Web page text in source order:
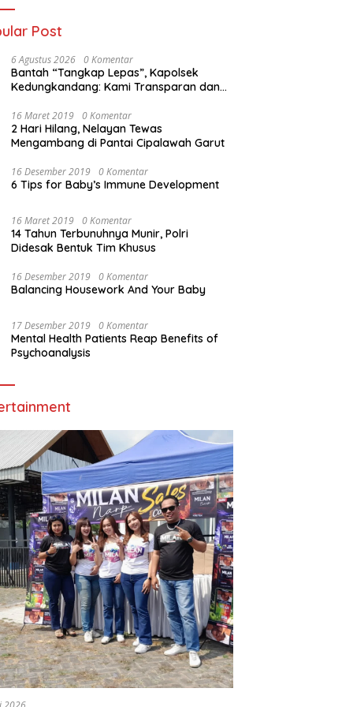
Post
6 Agustus 2026 0 Komentar
Bantah “Tangkap Lepas”, Kapolsek
Kedungkandang: Kami Transparan dan
16 Maret 2019 0 Komentar
2 Hari Hilang, Nelayan Tewas
Mengambang di Pantai Cipalawah Garut
16 Desember 2019 0 Komentar
6 Tips for Baby’s Immune Development
16 Maret 2019 0 Komentar
14 Tahun Terbunuhnya Munir, Polri
Didesak Bentuk Tim Khusus
16 Desember 2019 0 Komentar
Balancing Housework And Your Baby
17 Desember 2019 0 Komentar
Mental Health Patients Reap Benefits of
Psychoanalysis